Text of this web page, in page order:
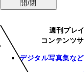
開/閉
週刊プレ
コンテンツ
デジタル写真集な